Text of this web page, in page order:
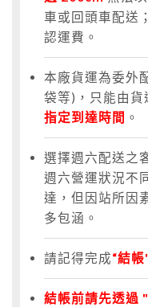
車或回頭車配送
認運費。
本廠貨運為委外
袋等)，只能由貨
指定到達時間 。
選擇週六配送之
週六營運狀況不
達，但因站所因
多包涵。
請記得完成“結帳
結帳前請先透過 "